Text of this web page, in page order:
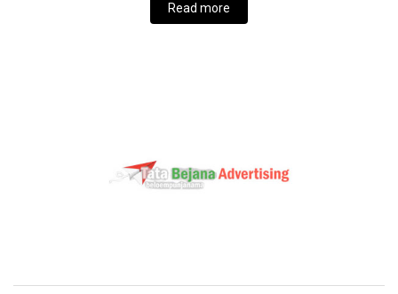
Read more